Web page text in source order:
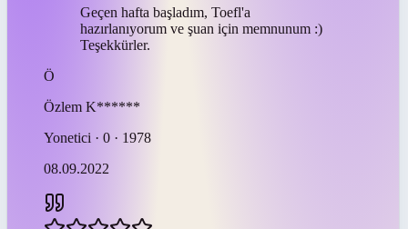
Geçen hafta başladım, Toefl'a
hazırlanıyorum ve şuan için memnunum :)
Teşekkürler.
Ö
Özlem K******
Yonetici · 0 · 1978
08.09.2022